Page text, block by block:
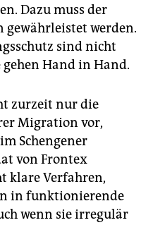
Dazu muss der
gewährleistet werden.
sind nicht
Hand in Hand.
zurzeit nur die
Migration vor,
im Schengener
von Frontex
klare Verfahren,
in funktionierende
wenn sie irregulär